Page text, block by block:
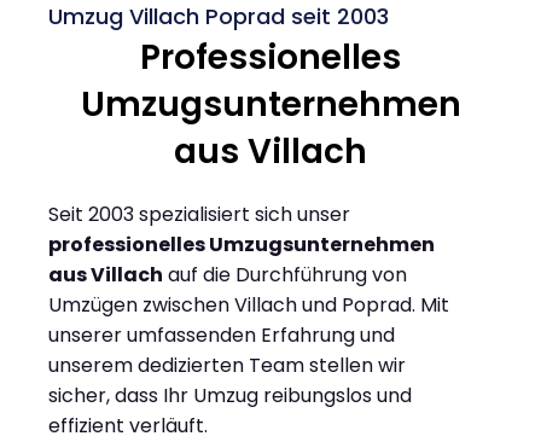
Umzug Villach Poprad seit 2003
Professionelles
Umzugsunternehmen
aus Villach
Seit 2003 spezialisiert sich unser
professionelles Umzugsunternehmen
aus Villach auf die Durchführung von
Umzügen zwischen Villach und Poprad. Mit
unserer umfassenden Erfahrung und
unserem dedizierten Team stellen wir
sicher, dass Ihr Umzug reibungslos und
effizient verläuft.